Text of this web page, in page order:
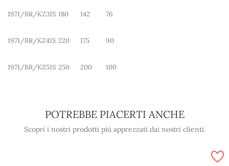
1971/BR/KZ31S 180 142 76
1971/BR/KZ41S 220 175 90
1971/BR/KZ51S 250 200 100
POTREBBE PIACERTI ANCHE
Scopri i nostri prodotti più apprezzati dai nostri clienti.